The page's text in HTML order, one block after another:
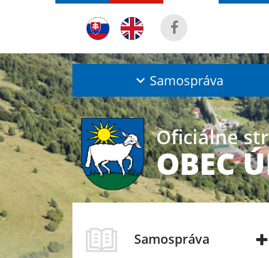
Samospráva
Oficiálne
OBEC
Samospráva